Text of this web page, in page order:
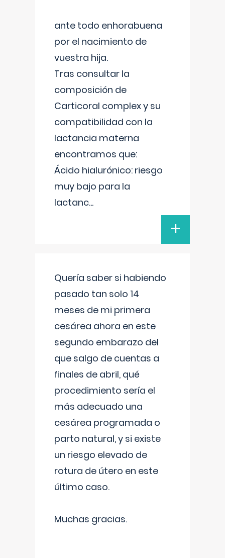
ante todo enhorabuena
por el nacimiento de
vuestra hija.
Tras consultar la
composición de
Carticoral complex y su
compatibilidad con la
lactancia materna
encontramos que:
Ácido hialurónico: riesgo
muy bajo para la
lactanc...
+
Quería saber si habiendo
pasado tan solo 14
meses de mi primera
cesárea ahora en este
segundo embarazo del
que salgo de cuentas a
finales de abril, qué
procedimiento sería el
más adecuado una
cesárea programada o
parto natural, y si existe
un riesgo elevado de
rotura de útero en este
último caso.
Muchas gracias.